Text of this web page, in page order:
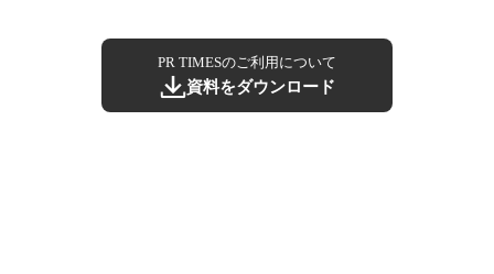
PR TIMESのご利用について
資料をダウンロード